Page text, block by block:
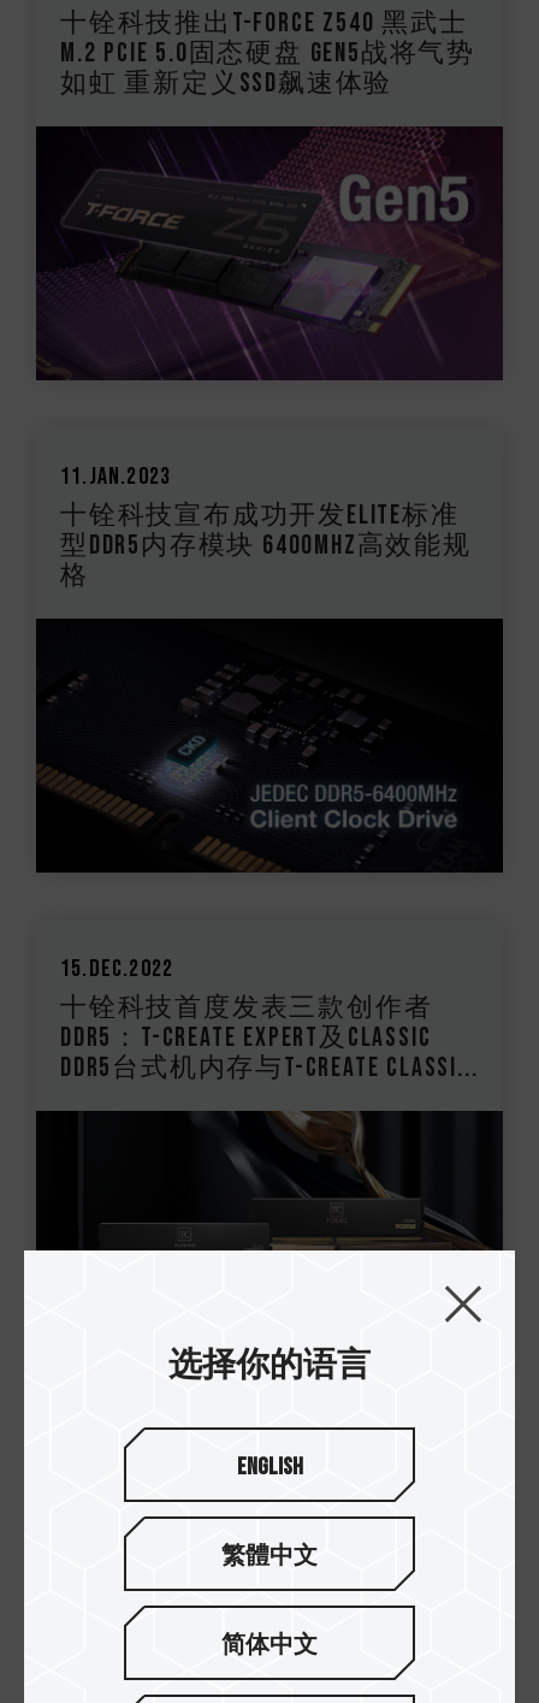
十铨科技推出T-FORCE Z540 黑武士
M.2 PCIe 5.0固态硬盘 Gen5战将气势
如虹 重新定义SSD飙速体验
11.Jan.2023
十铨科技宣布成功开发ELITE标准
型DDR5内存模块 6400MHz高效能规
格
15.Dec.2022
十铨科技首度发表三款创作者
DDR5：T-CREATE EXPERT及CLASSIC
DDR5台式机内存与T-CREATE CLASSI...
十铨科技正式推出T-FORCE DELTAα
RGB DDR5 激发强大的AMD EXPO超频
效能 打造卓越的游戏体验
选择你的语言
English
繁體中文
简体中文